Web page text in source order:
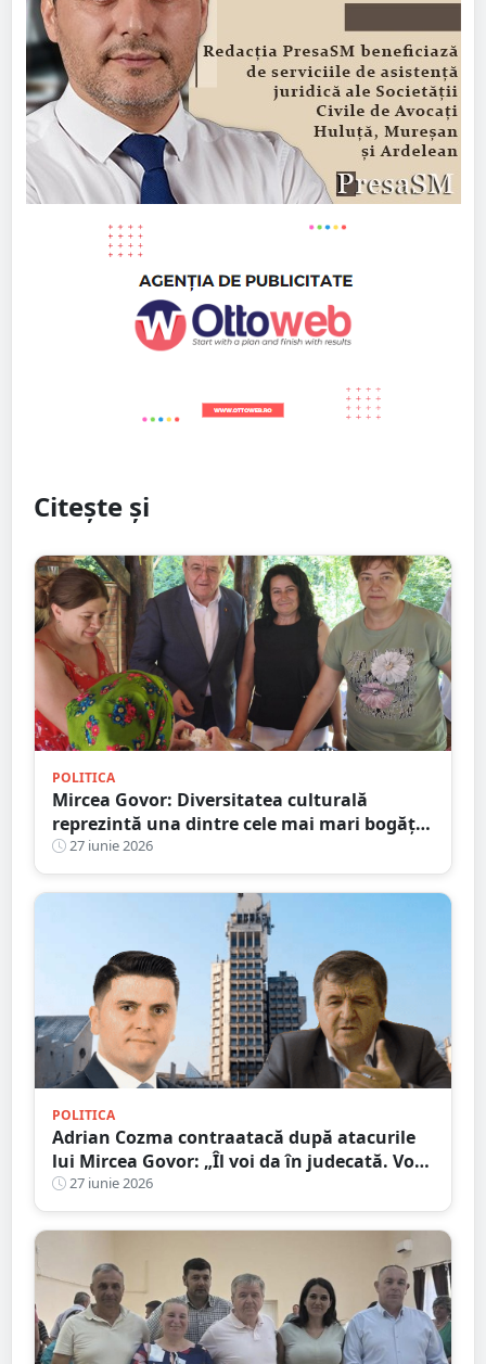
Citește și
POLITICA
Mircea Govor: Diversitatea culturală
reprezintă una dintre cele mai mari bogății
ale județului Satu Mare
27 iunie 2026
POLITICA
Adrian Cozma contraatacă după atacurile
lui Mircea Govor: „Îl voi da în judecată. Voi
cere inclusiv o expertiză psihiatrică”
27 iunie 2026